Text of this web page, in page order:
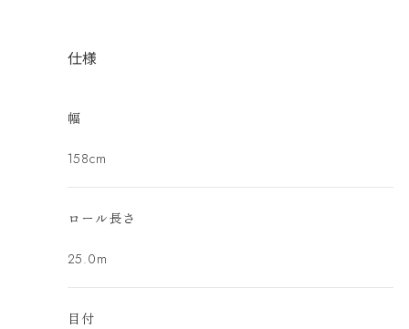
仕様
幅
158cm
ロール長さ
25.0m
目付